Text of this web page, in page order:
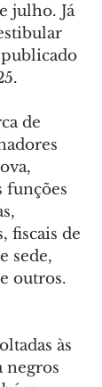
julho. Já
de
funções
fiscais de
sede,
outros.
às
negros